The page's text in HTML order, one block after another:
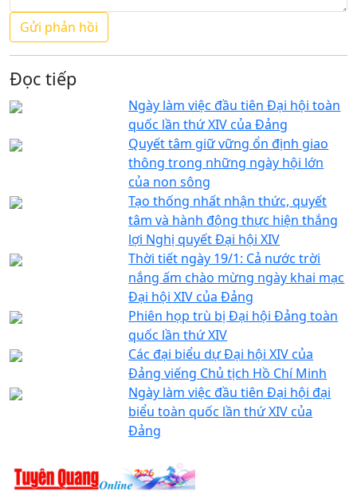
Đọc tiếp
Ngày làm việc đầu tiên Đại hội toàn
quốc lần thứ XIV của Đảng
Quyết tâm giữ vững ổn định giao
thông trong những ngày hội lớn
của non sông
Tạo thống nhất nhận thức, quyết
tâm và hành động thực hiện thắng
lợi Nghị quyết Đại hội XIV
Thời tiết ngày 19/1: Cả nước trời
nắng ấm chào mừng ngày khai mạc
Đại hội XIV của Đảng
Phiên họp trù bị Đại hội Đảng toàn
quốc lần thứ XIV
Các đại biểu dự Đại hội XIV của
Đảng viếng Chủ tịch Hồ Chí Minh
Ngày làm việc đầu tiên Đại hội đại
biểu toàn quốc lần thứ XIV của
Đảng